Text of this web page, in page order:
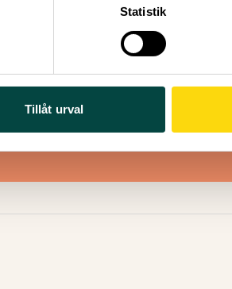
Statistik
Tillåt urval